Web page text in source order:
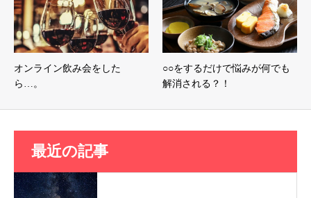
オンライン飲み会をした
ら…。
○○をするだけで悩みが何でも
解消される？！
最近の記事